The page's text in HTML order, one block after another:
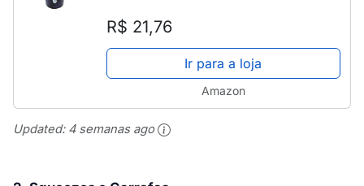
R$ 21,76
Ir para a loja
Amazon
Updated: 4 semanas ago